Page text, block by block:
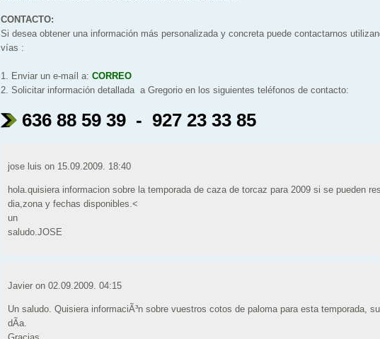
CONTACTO:
Si desea obtener una información más personalizada y concreta puede contactarnos
vías :
1. Enviar un e-maíl a: CORREO
2. Solicitar información detallada a Gregorio en los siguientes teléfonos de contacto:
636 88 59 39 - 927 23 33 85
jose luis on 15.09.2009. 18:40
hola.quisiera informacion sobre la temporada de caza de torcaz para 2009 si se pueden
dia,zona y fechas disponibles.<
un
saludo.JOSE
Javier on 02.09.2009. 04:15
Un saludo. Quisiera informaciÃ³n sobre vuestros cotos de paloma para esta temporada,
dÃ­a.